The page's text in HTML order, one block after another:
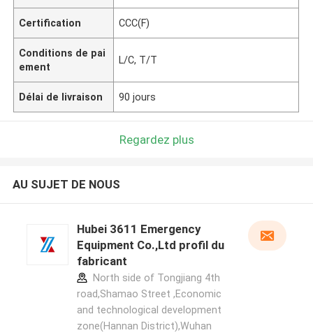
Certification CCC(F)
Conditions de pai
ement
L/C, T/T
Délai de livraison 90 jours
Regardez plus
AU SUJET DE NOUS
Hubei 3611 Emergency
Equipment Co.,Ltd profil du
fabricant
North side of Tongjiang 4th
road,Shamao Street ,Economic
and technological development
zone(Hannan District),Wuhan